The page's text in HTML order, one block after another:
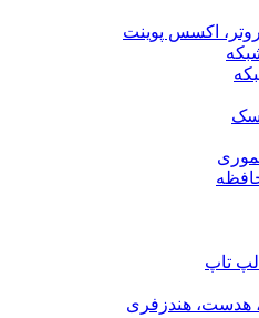
اکسس پوینت
تاپ
هدست، هندزفری